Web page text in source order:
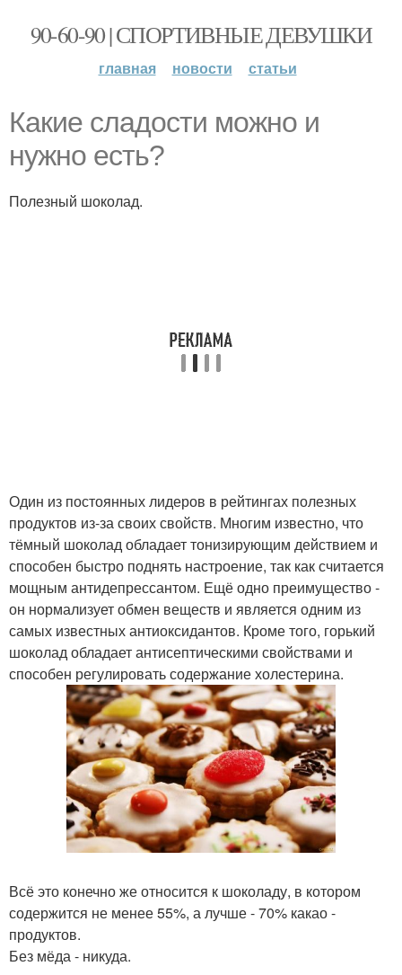
90-60-90 | СПОРТИВНЫЕ ДЕВУШКИ
главная новости статьи
Какие сладости можно и
нужно есть?
Полезный шоколад.
Один из постоянных лидеров в рейтингах полезных
продуктов из-за своих свойств. Многим известно, что
тёмный шоколад обладает тонизирующим действием и
способен быстро поднять настроение, так как считается
мощным антидепрессантом. Ещё одно преимущество -
он нормализует обмен веществ и является одним из
самых известных антиоксидантов. Кроме того, горький
шоколад обладает антисептическими свойствами и
способен регулировать содержание холестерина.
Всё это конечно же относится к шоколаду, в котором
содержится не менее 55%, а лучше - 70% какао -
продуктов.
Без мёда - никуда.